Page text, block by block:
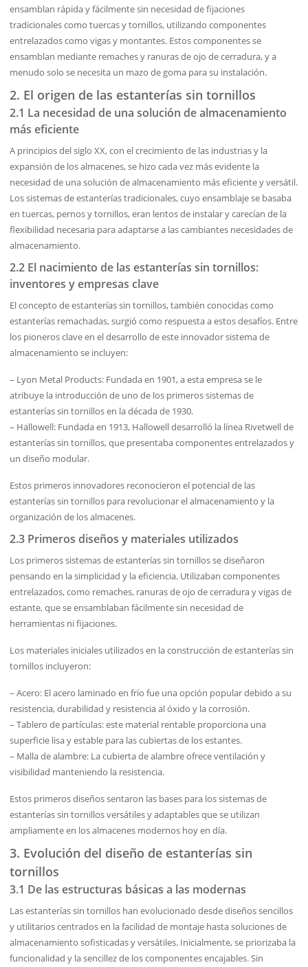
ensamblan rápida y fácilmente sin necesidad de fijaciones
tradicionales como tuercas y tornillos, utilizando componentes
entrelazados como vigas y montantes. Estos componentes se
ensamblan mediante remaches y ranuras de ojo de cerradura, y a
menudo solo se necesita un mazo de goma para su instalación.
2. El origen de las estanterías sin tornillos
2.1 La necesidad de una solución de almacenamiento
más eficiente
A principios del siglo XX, con el crecimiento de las industrias y la
expansión de los almacenes, se hizo cada vez más evidente la
necesidad de una solución de almacenamiento más eficiente y versátil.
Los sistemas de estanterías tradicionales, cuyo ensamblaje se basaba
en tuercas, pernos y tornillos, eran lentos de instalar y carecían de la
flexibilidad necesaria para adaptarse a las cambiantes necesidades de
almacenamiento.
2.2 El nacimiento de las estanterías sin tornillos:
inventores y empresas clave
El concepto de estanterías sin tornillos, también conocidas como
estanterías remachadas, surgió como respuesta a estos desafíos. Entre
los pioneros clave en el desarrollo de este innovador sistema de
almacenamiento se incluyen:
– Lyon Metal Products: Fundada en 1901, a esta empresa se le
atribuye la introducción de uno de los primeros sistemas de
estanterías sin tornillos en la década de 1930.
– Hallowell: Fundada en 1913, Hallowell desarrolló la línea Rivetwell de
estanterías sin tornillos, que presentaba componentes entrelazados y
un diseño modular.
Estos primeros innovadores reconocieron el potencial de las
estanterías sin tornillos para revolucionar el almacenamiento y la
organización de los almacenes.
2.3 Primeros diseños y materiales utilizados
Los primeros sistemas de estanterías sin tornillos se diseñaron
pensando en la simplicidad y la eficiencia. Utilizaban componentes
entrelazados, como remaches, ranuras de ojo de cerradura y vigas de
estante, que se ensamblaban fácilmente sin necesidad de
herramientas ni fijaciones.
Los materiales iniciales utilizados en la construcción de estanterías sin
tornillos incluyeron:
– Acero: El acero laminado en frío fue una opción popular debido a su
resistencia, durabilidad y resistencia al óxido y la corrosión.
– Tablero de partículas: este material rentable proporciona una
superficie lisa y estable para las cubiertas de los estantes.
– Malla de alambre: La cubierta de alambre ofrece ventilación y
visibilidad manteniendo la resistencia.
Estos primeros diseños sentaron las bases para los sistemas de
estanterías sin tornillos versátiles y adaptables que se utilizan
ampliamente en los almacenes modernos hoy en día.
3. Evolución del diseño de estanterías sin
tornillos
3.1 De las estructuras básicas a las modernas
Las estanterías sin tornillos han evolucionado desde diseños sencillos
y utilitarios centrados en la facilidad de montaje hasta soluciones de
almacenamiento sofisticadas y versátiles. Inicialmente, se priorizaba la
funcionalidad y la sencillez de los componentes encajables. Sin